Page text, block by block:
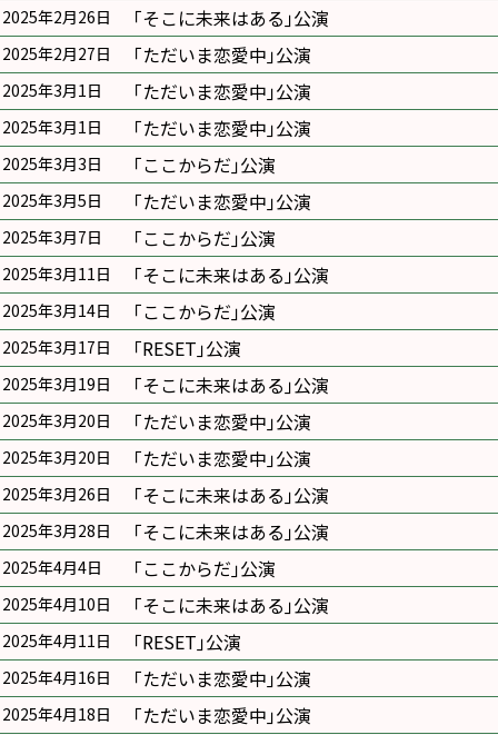
2025年2月26日 ｢そこに未来はある｣公演
2025年2月27日 ｢ただいま恋愛中｣公演
2025年3月1日 ｢ただいま恋愛中｣公演
2025年3月1日 ｢ただいま恋愛中｣公演
2025年3月3日 ｢ここからだ｣公演
2025年3月5日 ｢ただいま恋愛中｣公演
2025年3月7日 ｢ここからだ｣公演
2025年3月11日 ｢そこに未来はある｣公演
2025年3月14日 ｢ここからだ｣公演
2025年3月17日 ｢RESET｣公演
2025年3月19日 ｢そこに未来はある｣公演
2025年3月20日 ｢ただいま恋愛中｣公演
2025年3月20日 ｢ただいま恋愛中｣公演
2025年3月26日 ｢そこに未来はある｣公演
2025年3月28日 ｢そこに未来はある｣公演
2025年4月4日 ｢ここからだ｣公演
2025年4月10日 ｢そこに未来はある｣公演
2025年4月11日 ｢RESET｣公演
2025年4月16日 ｢ただいま恋愛中｣公演
2025年4月18日 ｢ただいま恋愛中｣公演